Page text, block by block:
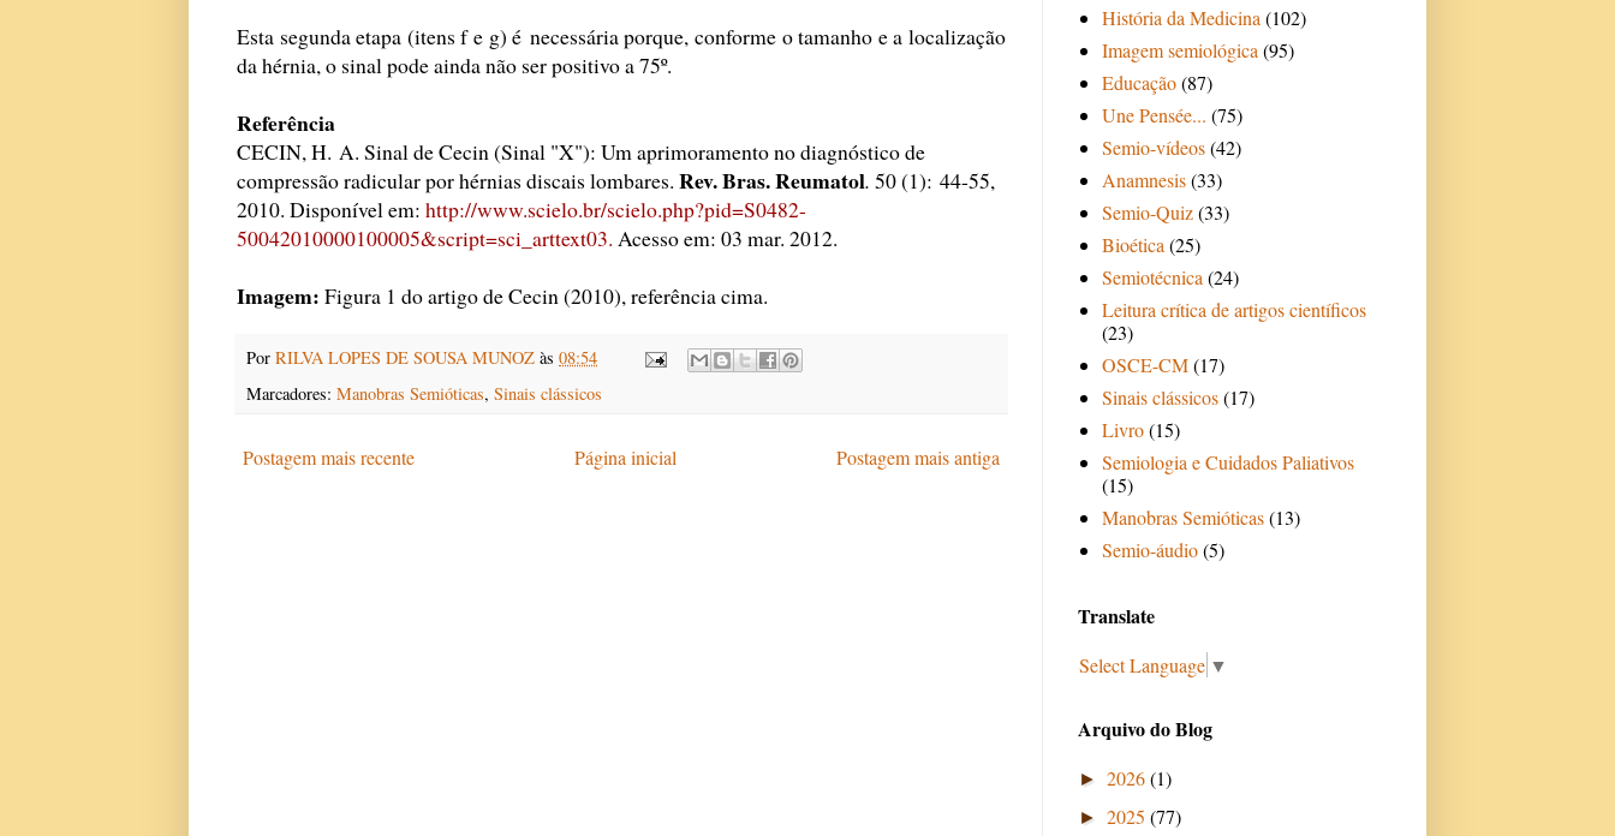
Esta segunda etapa (itens f e g) é necessária porque, conforme o tamanho e a localização
da hérnia, o sinal pode ainda não ser positivo a 75º.
Referência
CECIN, H. A. Sinal de Cecin (Sinal "X"): Um aprimoramento no diagnóstico de
compressão radicular por hérnias discais lombares. Rev. Bras. Reumatol. 50 (1): 44-55,
2010. Disponível em: http://www.scielo.br/scielo.php?pid=S0482-
50042010000100005&script=sci_arttext03. Acesso em: 03 mar. 2012.
Imagem: Figura 1 do artigo de Cecin (2010), referência cima.
Por RILVA LOPES DE SOUSA MUNOZ às 08:54
Marcadores: Manobras Semióticas, Sinais clássicos
Postagem mais recente Postagem mais antiga
Página inicial
História da Medicina (102)
Imagem semiológica (95)
Educação(87)
Une Pensée... (75)
Semio-vídeos(42)
Anamnesis(33)
Semio-Quiz(33)
Bioética (25)
Semiotécnica (24)
Leitura crítica de artigos científicos
(23)
OSCE-CM(17)
Sinais clássicos(17)
Livro(15)
Semiologia e Cuidados Paliativos
(15)
Manobras Semióticas(13)
Semio-áudio(5)
Translate
Select Language ▼
Arquivo do Blog
► 2026(1)
► 2025 (77)